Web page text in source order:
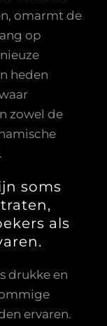
omarmt de
op
heden
zowel de
soms
als
drukke en
ervaren.